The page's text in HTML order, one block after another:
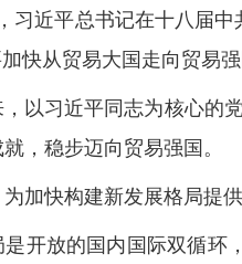
习近平总书记在十八届
快从贸易大国走向贸易强
以习近平同志为核心的
，稳步迈向贸易强国。
加快构建新发展格局提供
开放的国内国际双循环